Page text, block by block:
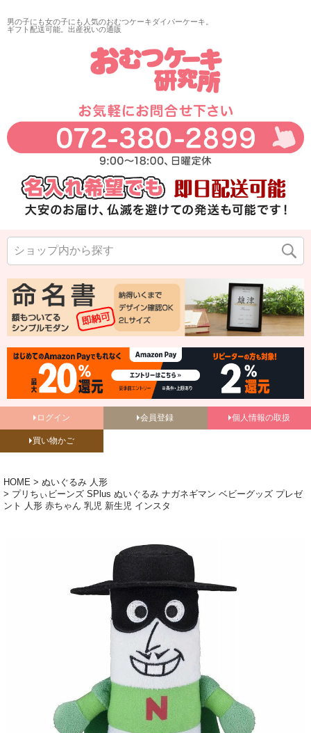
男の子にも女の子にも人気のおむつケーキダイパーケーキ。
ギフト配送可能。出産祝いの通販
ログイン 会員登録 個人情報の取扱
買い物かご
HOME
ぬいぐるみ 人形
プリちぃビーンズ SPlus ぬいぐるみ ナガネギマン ベビーグッズ プレゼ
ント 人形 赤ちゃん 乳児 新生児 インスタ